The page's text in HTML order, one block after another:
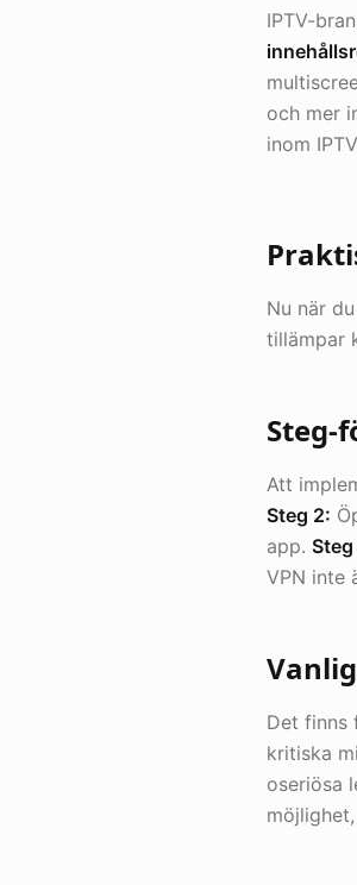
IPTV-
och mer
inom
Nu när
tillämpar
Steg-
Att
Steg 2:
app.
VPN inte
Det finns
kritiska
oseriösa